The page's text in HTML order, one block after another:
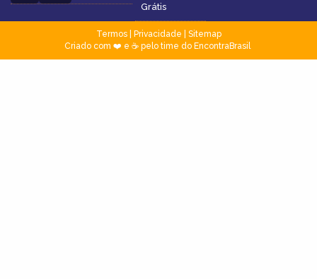
Grátis
Termos| Privacidade
Sitemap
Criado com ❤️ e ☕ pelo time do EncontraBrasil